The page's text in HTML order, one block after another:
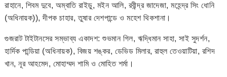
রাহানে, শিবম দুবে, অম্বাতি রাইডু, মইন আলি, রবীন্দ্র জাদেজা, মহেন্দ্র সিং ধোনি
(অধিনায়ক)), দীপক চাহার, তুষার দেশপান্ডে ও মহেশ থিকশানা।
গুজরাট টাইটানসের সম্ভাব্য একাদশ: শুভমান গিল, ঋদ্ধিমান সাহা, সাই সুদর্শন,
হার্দিক পান্ডিয়া (অধিনায়ক), বিজয় শঙ্কর, ডেভিড মিলার, রাহুল তেওয়াটিয়া, রশিদ
খান, নূর আহমেদ, মোহাম্মদ শামি ও মোহিত শর্মা।